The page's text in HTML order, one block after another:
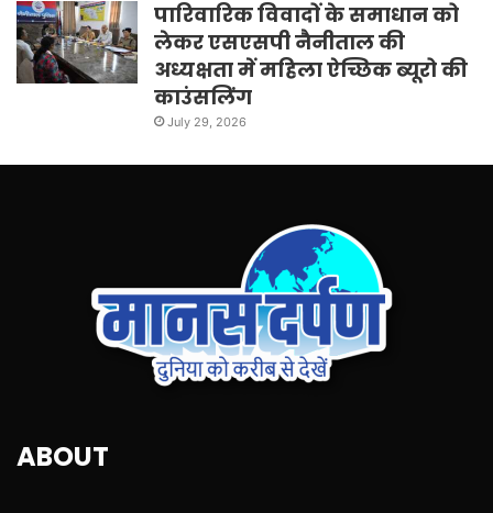
पारिवारिक विवादों के समाधान को
लेकर एसएसपी नैनीताल की
अध्यक्षता में महिला ऐच्छिक ब्यूरो की
काउंसलिंग
July 29, 2026
ABOUT